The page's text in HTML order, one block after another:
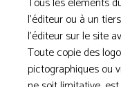
l’éditeur ou à un
l’éditeur sur le site
Toute copie des
pictographiques ou